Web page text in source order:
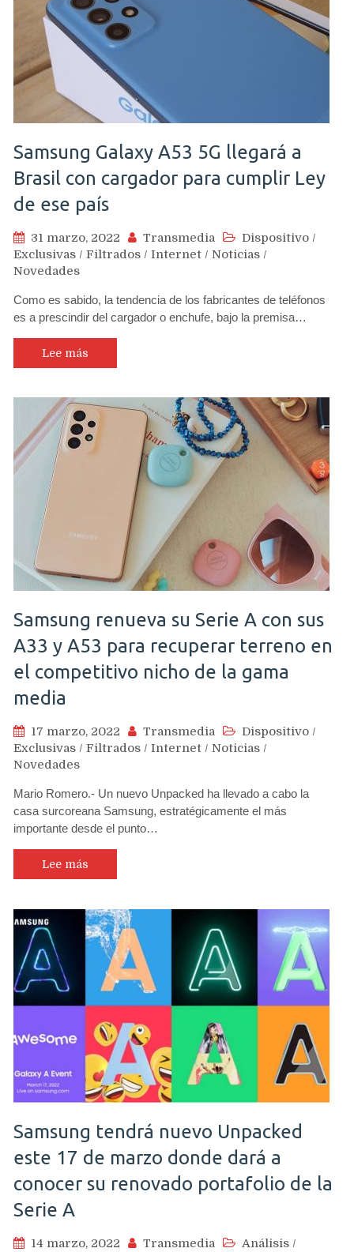
Samsung Galaxy A53 5G llegará a
Brasil con cargador para cumplir Ley
de ese país
31 marzo, 2022 Transmedia Dispositivo /
Exclusivas / Filtrados / Internet / Noticias /
Novedades
Como es sabido, la tendencia de los fabricantes de teléfonos
es a prescindir del cargador o enchufe, bajo la premisa…
Lee más
Samsung renueva su Serie A con sus
A33 y A53 para recuperar terreno en
el competitivo nicho de la gama
media
17 marzo, 2022 Transmedia Dispositivo /
Exclusivas / Filtrados / Internet / Noticias /
Novedades
Mario Romero.- Un nuevo Unpacked ha llevado a cabo la
casa surcoreana Samsung, estratégicamente el más
importante desde el punto…
Lee más
Samsung tendrá nuevo Unpacked
este 17 de marzo donde dará a
conocer su renovado portafolio de la
Serie A
14 marzo, 2022 Transmedia Análisis /